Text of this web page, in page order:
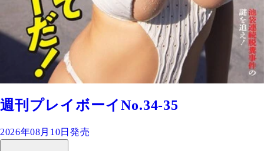
週刊プレイボーイNo.34-35
2026年08月10日発売